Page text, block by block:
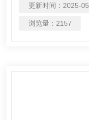
Mg等轻元素具有良好
量的Cr、Ni、Mo等关
更新时间： 2025-
浏览量： 2157